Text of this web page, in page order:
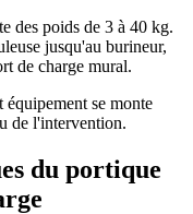
des poids de 3 à 40 kg.
jusqu'au burineur,
de charge mural.
équipement se monte
de l'intervention.
du portique